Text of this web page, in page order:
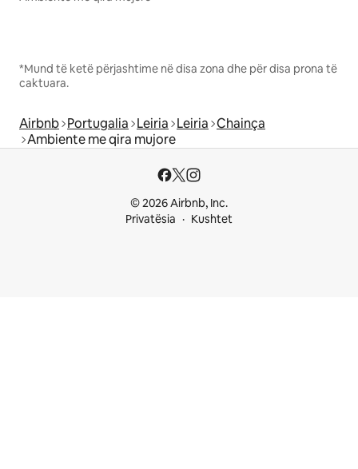
*Mund të ketë përjashtime në disa zona dhe për disa prona të
caktuara.
Airbnb Portugalia Leiria Leiria Chainça
Ambiente me qira mujore
© 2026 Airbnb, Inc.
Privatësia
Kushtet